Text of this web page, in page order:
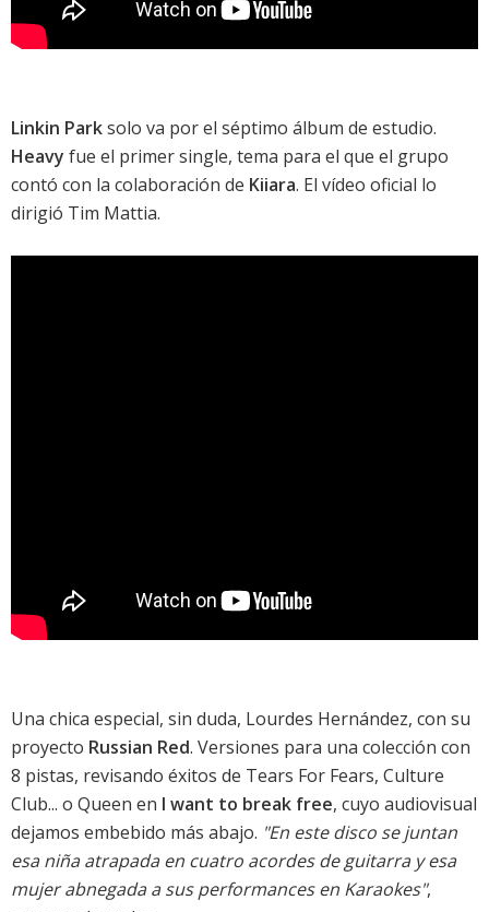
Linkin Parksolo va por el séptimo álbum de estudio.
Heavy fue el primer single, tema para el que el grupo
contó con la colaboración de Kiiara. El vídeo oficial lo
dirigió Tim Mattia.
Una chica especial, sin duda, Lourdes Hernández, con su
proyecto Russian Red. Versiones para una colección con
8 pistas, revisando éxitos de Tears For Fears, Culture
Club... o Queen en I want to break free, cuyo audiovisual
dejamos embebido más abajo. "En este disco se juntan
esa niña atrapada en cuatro acordes de guitarra y esa
mujer abnegada a sus performances en Karaokes",